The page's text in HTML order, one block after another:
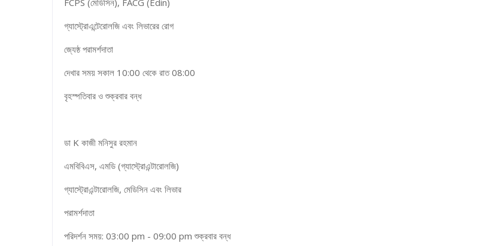
FCPS (মেডিসিন), FACG (Edin)
গ্যাস্ট্রোএন্টেরোলজি এবং লিভারের রোগ
জ্যেষ্ঠ পরামর্শদাতা
দেখার সময় সকাল 10:00 থেকে রাত 08:00
বৃহস্পতিবার ও শুক্রবার বন্ধ
ডা K কাজী মনিসুর রহমান
এমবিবিএস, এমডি (গ্যাস্ট্রোএন্টারোলজি)
গ্যাস্ট্রোএন্টারোলজি, মেডিসিন এবং লিভার
পরামর্শদাতা
পরিদর্শন সময়: 03:00 pm - 09:00 pm শুক্রবার বন্ধ